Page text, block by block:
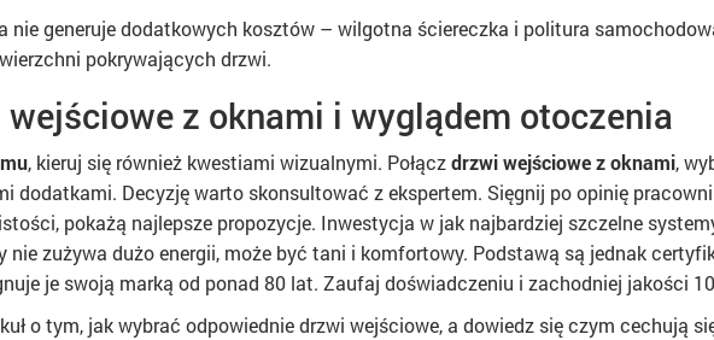
nie generuje dodatkowych kosztów – wilgotna ściereczka i politura
pokrywających drzwi.
wejściowe z oknami i wyglądem otoczenia
, kieruj się również kwestiami wizualnymi. Połączdrzwi wejściowe z oknami,
dodatkami. Decyzję warto skonsultować z ekspertem. Sięgnij po opinię
pokażą najlepsze propozycje. Inwestycja w jak najbardziej szczelne
nie zużywa dużo energii, może być tani i komfortowy. Podstawą są jednak
je swoją marką od ponad 80 lat. Zaufaj doświadczeniu i zachodniej jakości
o tym, jak wybrać odpowiednie drzwi wejściowe, a dowiedz się czym cechują